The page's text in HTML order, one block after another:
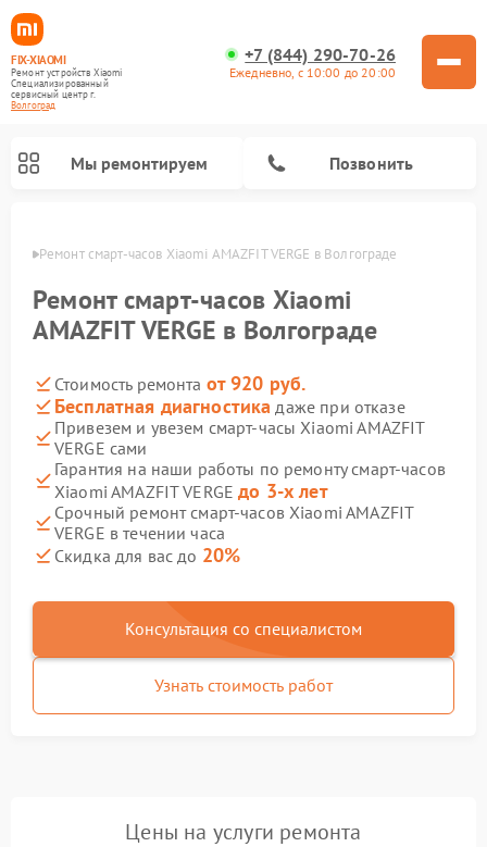
FIX-XIAOMI
Ремонт устройств Xiaomi
Специализированный
cервисный центр г.
Волгоград
+7 (844) 290-70-26
Ежедневно, с 10:00 до 20:00
Мы ремонтируем Позвонить
Ремонт смарт-часов Xiaomi AMAZFIT VERGE в Волгограде
Ремонт смарт-часов Xiaomi
AMAZFIT VERGE в Волгограде
Стоимость ремонта от 920 руб.
Бесплатная диагностика даже при отказе
Привезем и увезем смарт-часы Xiaomi AMAZFIT
VERGE сами
Гарантия на наши работы по ремонту смарт-часов
Xiaomi AMAZFIT VERGEдо 3-х лет
Срочный ремонт смарт-часов Xiaomi AMAZFIT
VERGE в течении часа
Скидка для вас до 20%
Консультация со специалистом
Узнать стоимость работ
Цены на услуги ремонта